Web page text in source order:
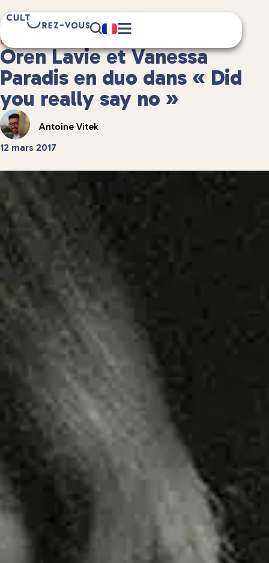
Culture
1 minute(s) de lecture
Oren Lavie et Vanessa
Paradis en duo dans « Did
you really say no »
Antoine Vitek
12 mars 2017